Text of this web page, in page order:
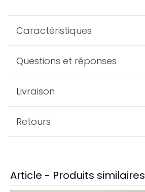
Caractéristiques
Questions et réponses
Livraison
Retours
Article - Produits similaires